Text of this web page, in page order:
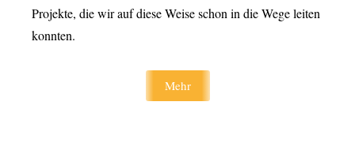
Projekte, die wir auf diese Weise schon in die Wege leiten
konnten.
Mehr